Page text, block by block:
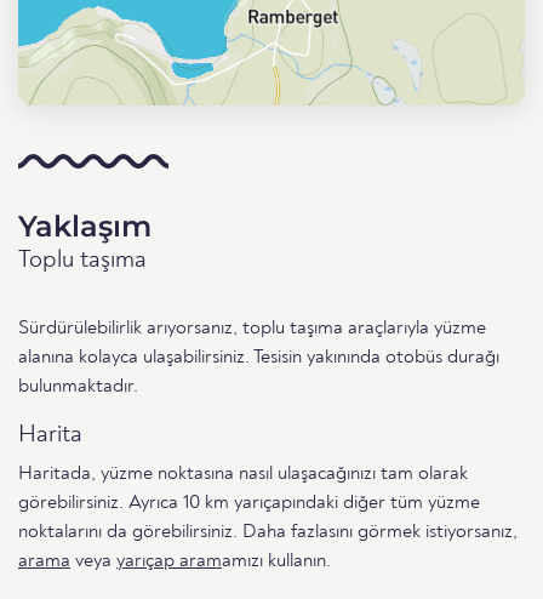
Yaklaşım
Toplu taşıma
Sürdürülebilirlik arıyorsanız, toplu taşıma araçlarıyla yüzme
alanına kolayca ulaşabilirsiniz. Tesisin yakınında otobüs durağı
bulunmaktadır.
Harita
Haritada, yüzme noktasına nasıl ulaşacağınızı tam olarak
görebilirsiniz. Ayrıca 10 km yarıçapındaki diğer tüm yüzme
noktalarını da görebilirsiniz. Daha fazlasını görmek istiyorsanız,
arama veya yarıçap aramamızı kullanın.